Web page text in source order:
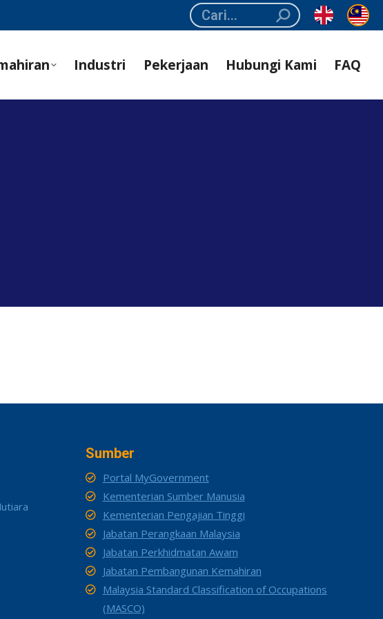
Search:
Industri Pekerjaan Hubungi Kami FAQ
Sumber
Portal MyGovernment
Kementerian Sumber Manusia
Kementerian Pengajian Tinggi
Jabatan Perangkaan Malaysia
Jabatan Perkhidmatan Awam
Jabatan Pembangunan Kemahiran
Malaysia Standard Classification of Occupations
(MASCO)